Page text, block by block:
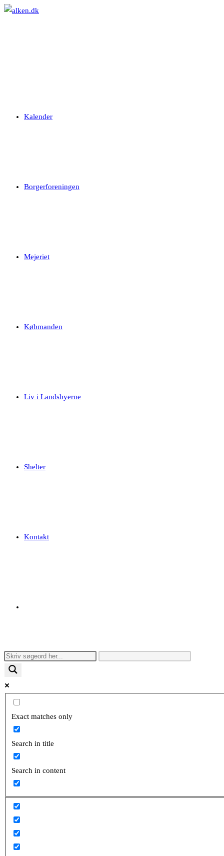
Skip
Kalender
Borgerforeningen
Mejeriet
Købmanden
Liv i Landsbyerne
Shelter
Kontakt
search
Exact matches only
Search in title
Search in content